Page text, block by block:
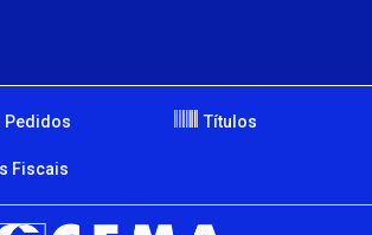
Pedidos Títulos
Fiscais